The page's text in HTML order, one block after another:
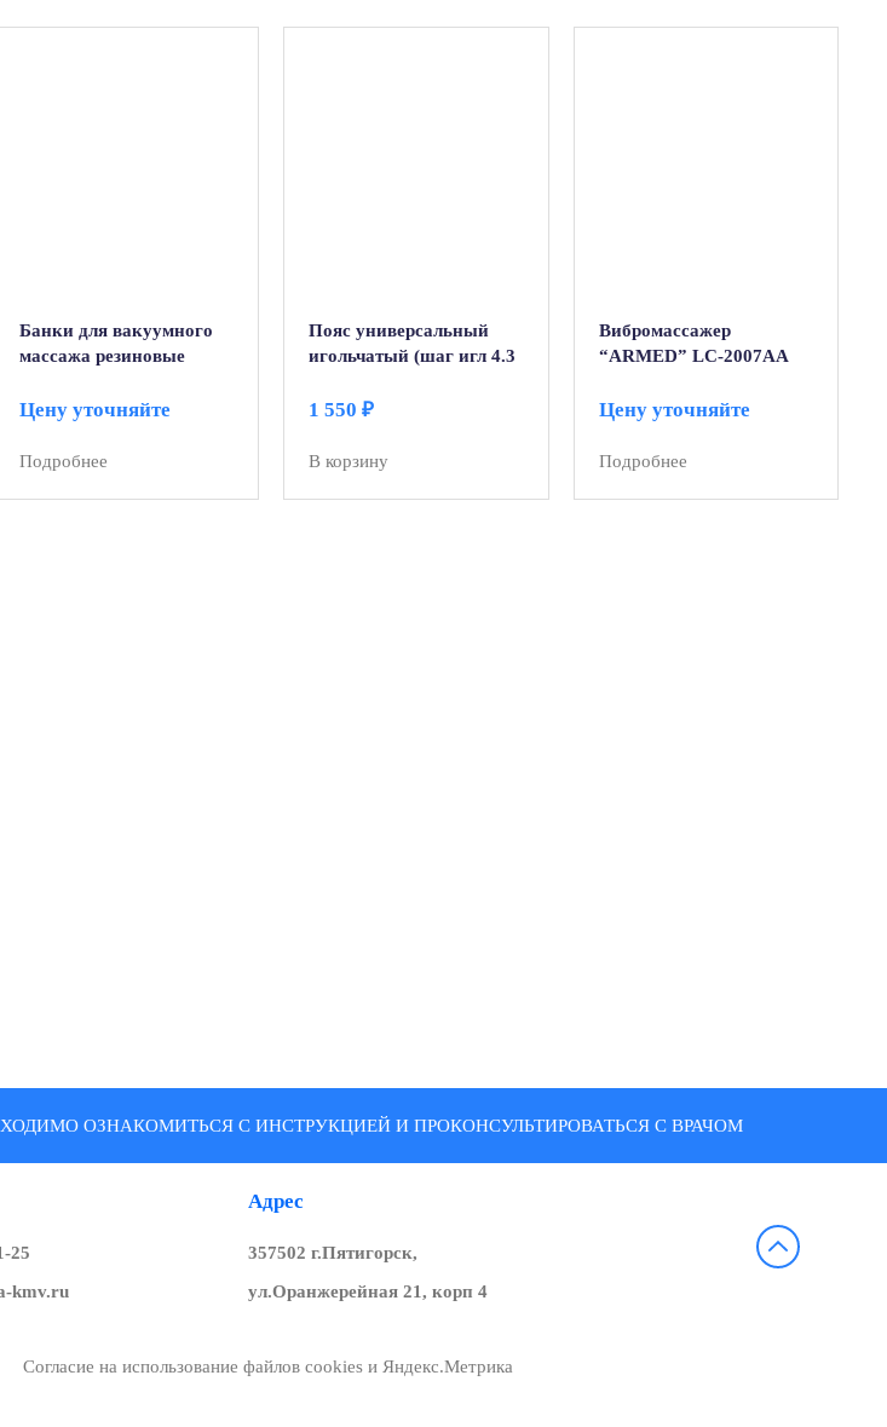
Банки для вакуумного
массажа резиновые
Цену уточняйте
Подробнее
Пояс универсальный
игольчатый (шаг игл 4.3
1 550 ₽
В корзину
Вибромассажер
“ARMED” LC-2007AA
Цену уточняйте
Подробнее
ОЗНАКОМИТЬСЯ С ИНСТРУКЦИЕЙ И ПРОКОНСУЛЬТИРОВАТЬСЯ С ВРАЧОМ
25
kmv.ru
Адрес
357502 г.Пятигорск,
ул.Оранжерейная 21, корп 4
Согласие на использование файлов cookies и Яндекс.Метрика